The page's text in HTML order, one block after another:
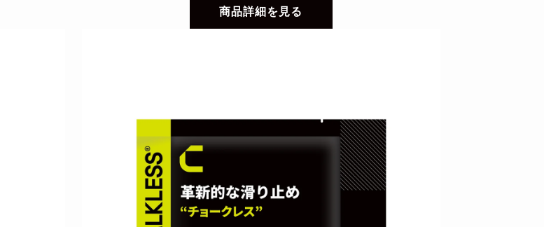
商品詳細を見る